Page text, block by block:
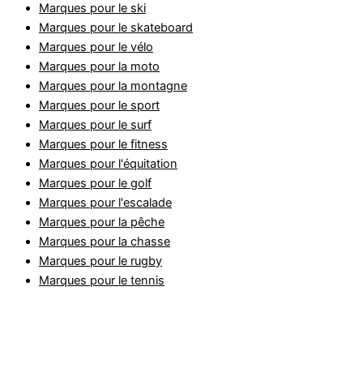
Marques pour le ski
Marques pour le skateboard
Marques pour le vélo
Marques pour la moto
Marques pour la montagne
Marques pour le sport
Marques pour le surf
Marques pour le fitness
Marques pour l'équitation
Marques pour le golf
Marques pour l'escalade
Marques pour la pêche
Marques pour la chasse
Marques pour le rugby
Marques pour le tennis